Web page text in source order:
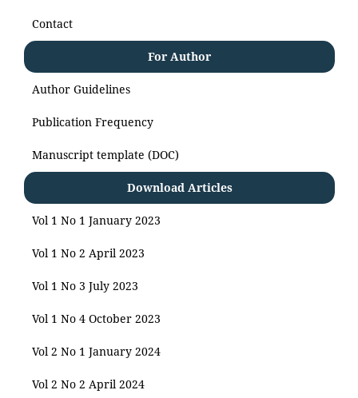
Contact
For Author
Author Guidelines
Publication Frequency
Manuscript template (DOC)
Download Articles
Vol 1 No 1 January 2023
Vol 1 No 2 April 2023
Vol 1 No 3 July 2023
Vol 1 No 4 October 2023
Vol 2 No 1 January 2024
Vol 2 No 2 April 2024